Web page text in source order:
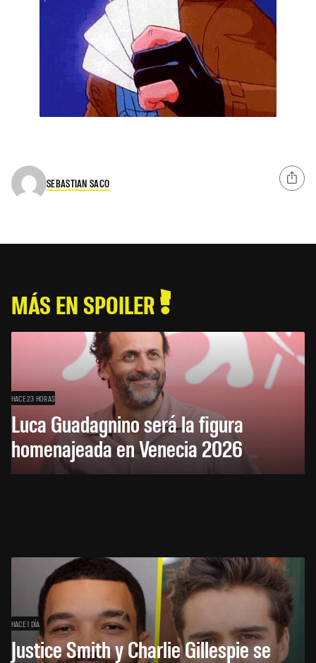
SEBASTIAN SACO
MÁS EN SPOILER
HACE 23 HORAS
Luca Guadagnino será la figura
homenajeada en Venecia 2026
HACE 1 DÍA
Justice Smith y Charlie Gillespie se